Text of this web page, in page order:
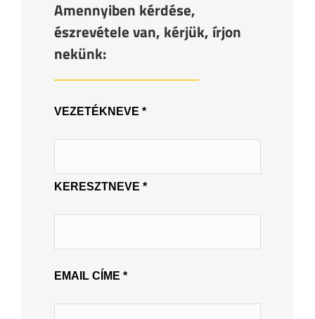
Amennyiben kérdése,
észrevétele van, kérjük, írjon
nekünk:
VEZETÉKNEVE *
KERESZTNEVE *
EMAIL CÍME *